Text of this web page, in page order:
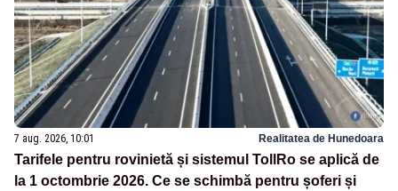
7 aug. 2026, 10:01 Realitatea de Hunedoara
Tarifele pentru rovinietă și sistemul TollRo se aplică de
la 1 octombrie 2026. Ce se schimbă pentru șoferi și